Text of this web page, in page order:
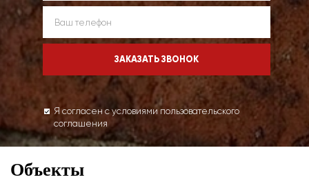
Я согласен с условиями пользовательского
соглашения
Объекты